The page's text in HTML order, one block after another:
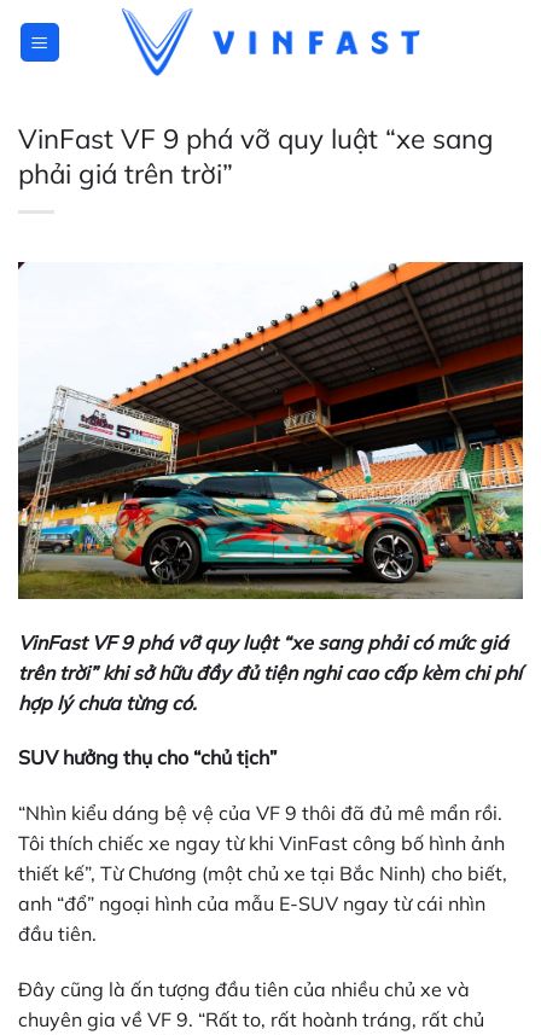
VinFast VF 9 phá vỡ quy luật “xe sang
phải giá trên trời”
VinFast VF 9 phá vỡ quy luật “xe sang phải có mức giá
trên trời” khi sở hữu đầy đủ tiện nghi cao cấp kèm chi phí
hợp lý chưa từng có.
SUV hưởng thụ cho “chủ tịch”
“Nhìn kiểu dáng bệ vệ của VF 9 thôi đã đủ mê mẩn rồi.
Tôi thích chiếc xe ngay từ khi VinFast công bố hình ảnh
thiết kế”, Từ Chương (một chủ xe tại Bắc Ninh) cho biết,
anh “đổ” ngoại hình của mẫu E-SUV ngay từ cái nhìn
đầu tiên.
Đây cũng là ấn tượng đầu tiên của nhiều chủ xe và
chuyên gia về VF 9. “Rất to, rất hoành tráng, rất chủ